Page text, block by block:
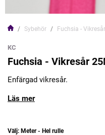
Sybehör Fuchsia -
KC
Fuchsia - Vikresår
Enfärgad vikresår.
Läs mer
Välj: Meter - Hel rulle